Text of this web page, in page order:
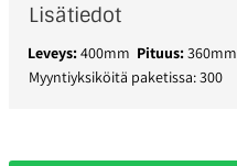
Lisätiedot
Leveys:400mm Pituus:360mm
Myyntiyksiköitä paketissa: 300